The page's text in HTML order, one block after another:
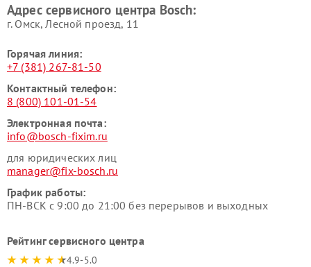
Адрес сервисного центра Bosch:
г. Омск, ​Лесной проезд, 11
Горячая линия:
+7 (381) 267-81-50
Контактный телефон:
8 (800) 101-01-54
Электронная почта:
info@bosch-fixim.ru
для юридических лиц
manager@fix-bosch.ru
График работы:
ПН-ВСК с 9:00 до 21:00 без перерывов и выходных
Рейтинг сервисного центра
4.9-5.0